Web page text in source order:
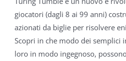
giocatori (dagli 8 ai 99 anni)
azionati da biglie per risolvere
Scopri in che modo dei semplici
loro in modo ingegnoso,